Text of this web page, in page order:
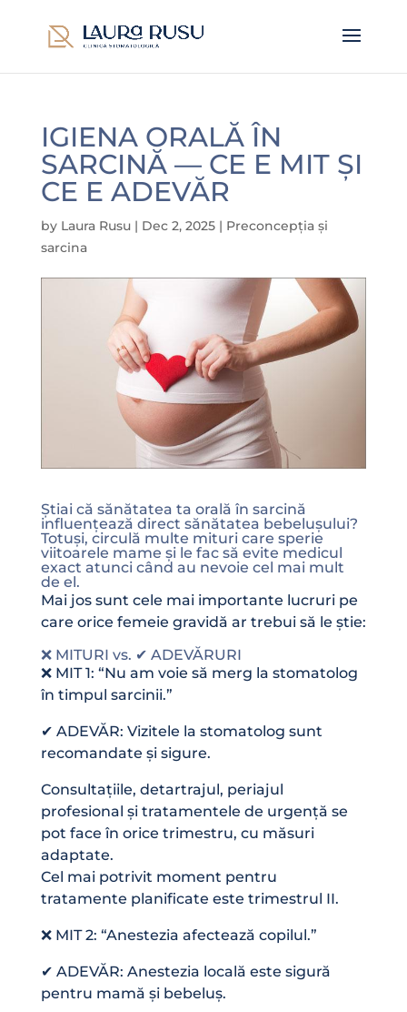
IGIENA ORALĂ ÎN
SARCINĂ — CE E MIT ȘI
CE E ADEVĂR
by Laura Rusu| Dec 2, 2025| Preconcepția și
sarcina
Știai că sănătatea ta orală în sarcină
influențează direct sănătatea bebelușului?
Totuși, circulă multe mituri care sperie
viitoarele mame și le fac să evite medicul
exact atunci când au nevoie cel mai mult
de el.
Mai jos sunt cele mai importante lucruri pe
care orice femeie gravidă ar trebui să le știe:
❌ MITURI vs. ✔ ADEVĂRURI
❌ MIT 1: “Nu am voie să merg la stomatolog
în timpul sarcinii.”
✔ ADEVĂR: Vizitele la stomatolog sunt
recomandate și sigure.
Consultațiile, detartrajul, periajul
profesional și tratamentele de urgență se
pot face în orice trimestru, cu măsuri
adaptate.
Cel mai potrivit moment pentru
tratamente planificate este trimestrul II.
❌ MIT 2: “Anestezia afectează copilul.”
✔ ADEVĂR: Anestezia locală este sigură
pentru mamă și bebeluș.